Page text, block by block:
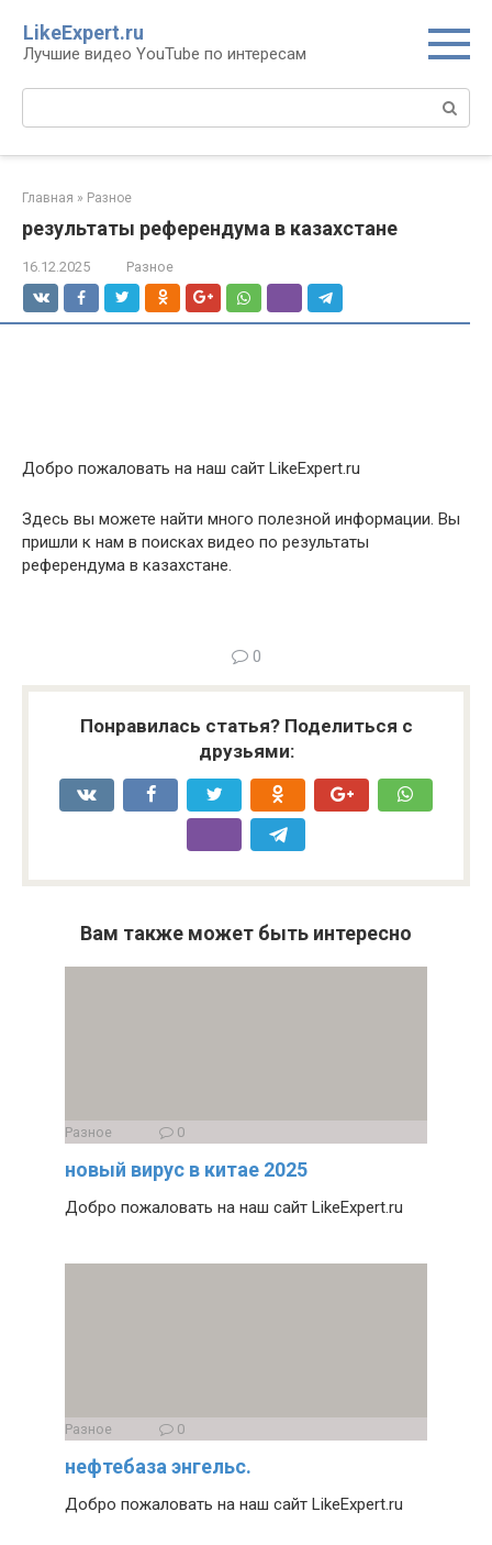
контенту
LikeExpert.ru
Лучшие видео YouTube по интересам
Главная » Разное
результаты референдума в казахстане
16.12.2025 Разное
Добро пожаловать на наш сайт LikeExpert.ru
Здесь вы можете найти много полезной информации. Вы
пришли к нам в поисках видео по результаты
референдума в казахстане.
0
Понравилась статья? Поделиться с
друзьями:
Вам также может быть интересно
Разное 0
новый вирус в китае 2025
Добро пожаловать на наш сайт LikeExpert.ru
Разное 0
нефтебаза энгельс.
Добро пожаловать на наш сайт LikeExpert.ru